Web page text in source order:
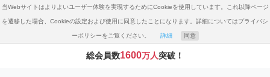
当Webサイトはよりよいユーザー体験を実現するためにCookieを使用しています。これ以降ページ
を遷移した場合、Cookieの設定および使用に同意したことになります。詳細についてはプライバシ
ーポリシーをご覧ください。 詳細 同意
総会員数1600万人突破！